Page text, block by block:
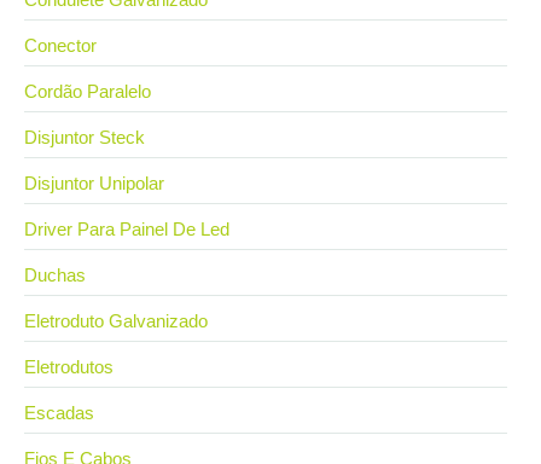
Conector
Cordão Paralelo
Disjuntor Steck
Disjuntor Unipolar
Driver Para Painel De Led
Duchas
Eletroduto Galvanizado
Eletrodutos
Escadas
Fios E Cabos